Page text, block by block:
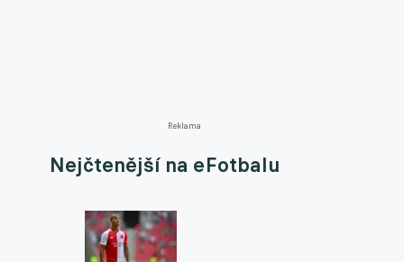
Reklama
Nejčtenější na eFotbalu